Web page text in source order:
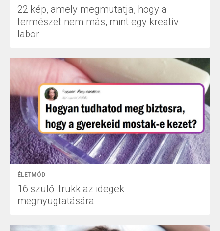
22 kép, amely megmutatja, hogy a
természet nem más, mint egy kreatív
labor
ÉLETMÓD
16 szülői trükk az idegek
megnyugtatására